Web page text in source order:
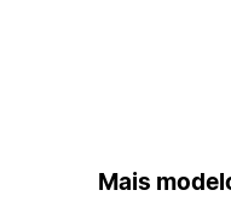
Mais